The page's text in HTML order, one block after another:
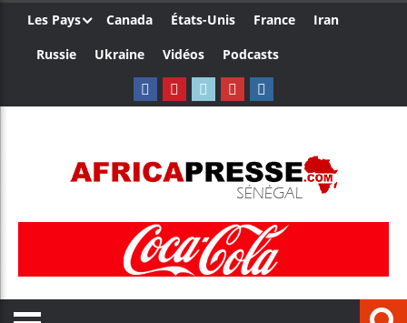
Les Pays Canada États-Unis France
Iran
Russie
Ukraine Vidéos Podcasts